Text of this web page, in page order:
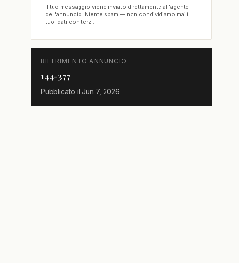
Il tuo messaggio viene inviato direttamente all'agente
dell'annuncio. Niente spam — non condividiamo mai i
tuoi dati con terzi.
RIFERIMENTO ANNUNCIO
144-377
Pubblicato il Jun 7, 2026